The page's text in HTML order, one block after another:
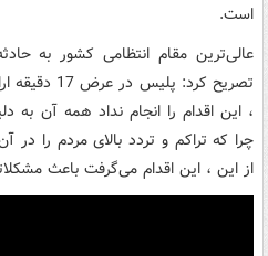
است.
عالی‌ترین مقام انتظامی کشور به
تصریح کرد:
، این اقدام را انجام نداد همه آن به
چرا که تراکم و تردد بالای مردم را
از این ، این اقدام می‌گرفت باعث